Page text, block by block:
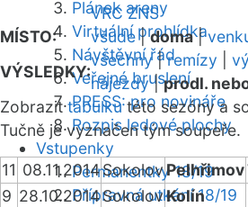
Plánek areny
Virtuální prohlídka
Návštěvní řád
Veřejné bruslení
PRESS: pro novináře
Rozpis ledové plochy
Vstupenky
Permanentky 18/19
Přípravná utkání 18/19
VRC ZNS
MÍSTO:
všude|doma|
VÝSLEDKY:
všechny|remízy
nájezdy|prodl.
Zobrazittabulkutéto sezóny a
Tučně je vyznačen tým soupeře.
11 08.11.2014SokolovPelhřimov
9 28.10.2014SokolovKolín